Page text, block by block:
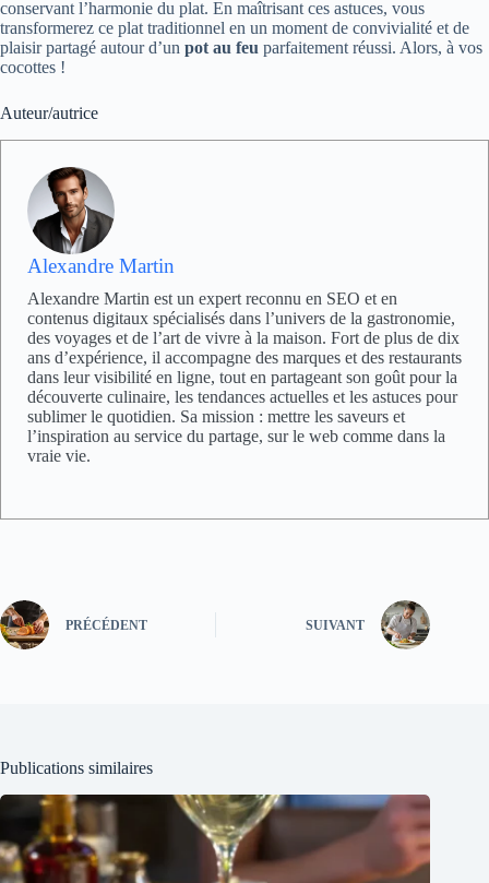
conservant l’harmonie du plat. En maîtrisant ces astuces, vous
transformerez ce plat traditionnel en un moment de convivialité et de
plaisir partagé autour d’un pot au feu parfaitement réussi. Alors, à vos
cocottes !
Auteur/autrice
Alexandre Martin
Alexandre Martin est un expert reconnu en SEO et en
contenus digitaux spécialisés dans l’univers de la gastronomie,
des voyages et de l’art de vivre à la maison. Fort de plus de dix
ans d’expérience, il accompagne des marques et des restaurants
dans leur visibilité en ligne, tout en partageant son goût pour la
découverte culinaire, les tendances actuelles et les astuces pour
sublimer le quotidien. Sa mission : mettre les saveurs et
l’inspiration au service du partage, sur le web comme dans la
vraie vie.
PRÉCÉDENT SUIVANT
Publications similaires